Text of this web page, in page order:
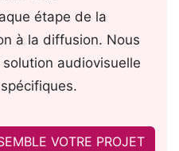
étape de la
à la diffusion. Nous
audiovisuelle
VOTRE PROJET